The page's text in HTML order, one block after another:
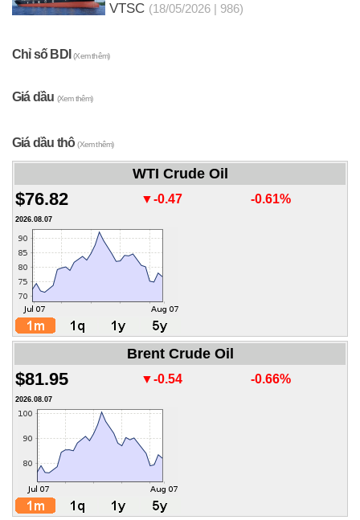
VTSC (18/05/2026 | 986)
Chỉ số BDI(Xem thêm)
Giá dầu (Xem thêm)
Giá dầu thô(Xem thêm)
WTI Crude Oil
$76.82 ▼-0.47 -0.61%
2026.08.07
Brent Crude Oil
$81.95 ▼-0.54 -0.66%
2026.08.07